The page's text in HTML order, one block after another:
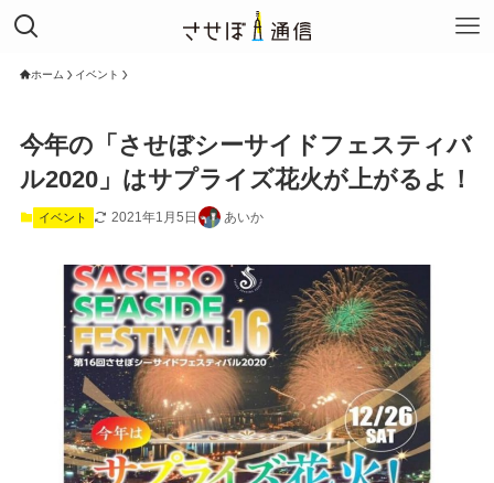
ホーム イベント
今年の「させぼシーサイドフェスティバ
ル2020」はサプライズ花火が上がるよ！
イベント 2021年1月5日 あいか